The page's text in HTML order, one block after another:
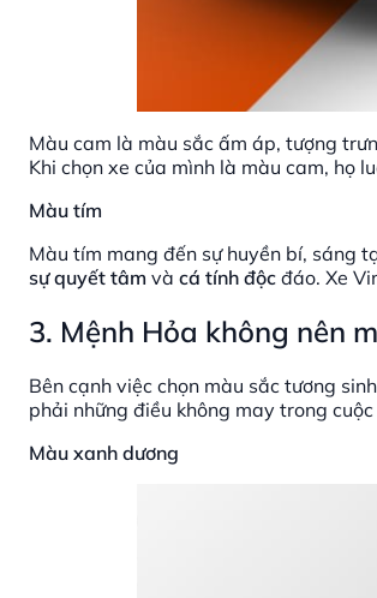
Màu cam là màu sắc ấm áp, tượng
Khi chọn xe của mình là màu cam, họ
Màu tím
Màu tím mang đến sự huyền bí, sáng
sự quyết tâm và cá tính độc đáo. Xe
3. Mệnh Hỏa không nên
Bên cạnh việc chọn màu sắc tương
phải những điều không may trong cuộc
Màu xanh dương